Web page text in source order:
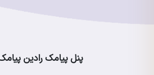
پنل پیامک رادین